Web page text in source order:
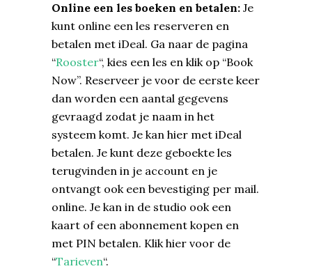
Online een les boeken en betalen: Je
kunt online een les reserveren en
betalen met iDeal. Ga naar de pagina
“Rooster“, kies een les en klik op “Book
Now”. Reserveer je voor de eerste keer
dan worden een aantal gegevens
gevraagd zodat je naam in het
systeem komt. Je kan hier met iDeal
betalen. Je kunt deze geboekte les
terugvinden in je account en je
ontvangt ook een bevestiging per mail.
online. Je kan in de studio ook een
kaart of een abonnement kopen en
met PIN betalen. Klik hier voor de
“Tarieven“.